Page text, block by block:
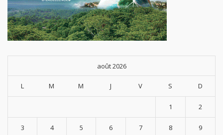
août 2026
L M M J V S D
1 2
3 4 5 6 7 8 9